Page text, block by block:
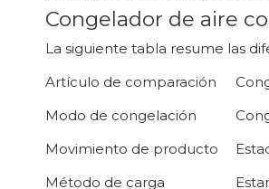
Congelador de aire
La siguiente tabla resume las
Artículo de comparación
Modo de congelación
Movimiento de producto
Método de carga